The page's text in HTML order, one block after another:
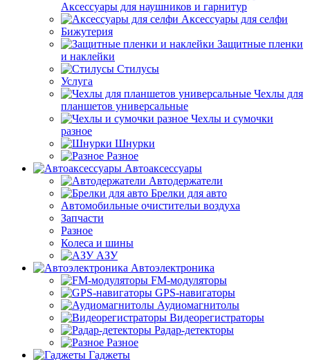
Аксессуары для наушников и гарнитур
Аксессуары для селфи
Бижутерия
Защитные пленки
и наклейки
Стилусы
Услуга
Чехлы для
планшетов универсальные
Чехлы и сумочки
разное
Шнурки
Разное
Автоаксессуары
Автодержатели
Брелки для авто
Автомобильные очистительи воздуха
Запчасти
Разное
Колеса и шины
АЗУ
Автоэлектроника
FM-модуляторы
GPS-навигаторы
Аудиомагнитолы
Видеорегистраторы
Радар-детекторы
Разное
Гаджеты